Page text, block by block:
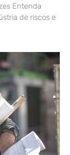
Entenda
de riscos e